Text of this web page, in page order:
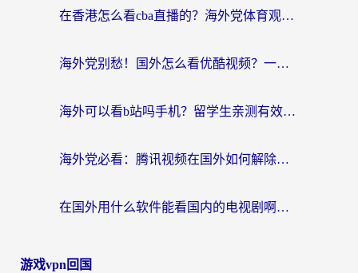
在香港怎么看cba直播的？海外党体育观赛终极指南：告别版权限制，畅享中文解说
海外党别愁！国外怎么看优酷视频？一招解决追剧、看直播难题
海外可以看b站吗手机？留学生亲测有效的回国加速指南
海外党必看：腾讯视频在国外如何解除地域限制？附优酷咪咕使用指南
在国外用什么软件能看国内的电视剧啊？留学生亲测有效的回国加速方案
游戏vpn回国